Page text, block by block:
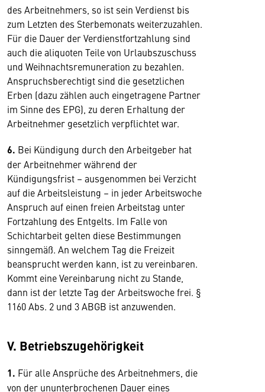
des Arbeitnehmers, so ist sein Verdienst bis
zum Letzten des Sterbemonats weiterzuzahlen.
Für die Dauer der Verdienstfortzahlung sind
auch die aliquoten Teile von Urlaubszuschuss
und Weihnachtsremuneration zu bezahlen.
Anspruchsberechtigt sind die gesetzlichen
Erben (dazu zählen auch eingetragene Partner
im Sinne des EPG), zu deren Erhaltung der
Arbeitnehmer gesetzlich verpflichtet war.
6. Bei Kündigung durch den Arbeitgeber hat
der Arbeitnehmer während der
Kündigungsfrist – ausgenommen bei Verzicht
auf die Arbeitsleistung – in jeder Arbeitswoche
Anspruch auf einen freien Arbeitstag unter
Fortzahlung des Entgelts. Im Falle von
Schichtarbeit gelten diese Bestimmungen
sinngemäß. An welchem Tag die Freizeit
beansprucht werden kann, ist zu vereinbaren.
Kommt eine Vereinbarung nicht zu Stande,
dann ist der letzte Tag der Arbeitswoche frei. §
1160 Abs. 2 und 3 ABGB ist anzuwenden.
V. Betriebszugehörigkeit
1. Für alle Ansprüche des Arbeitnehmers, die
von der ununterbrochenen Dauer eines